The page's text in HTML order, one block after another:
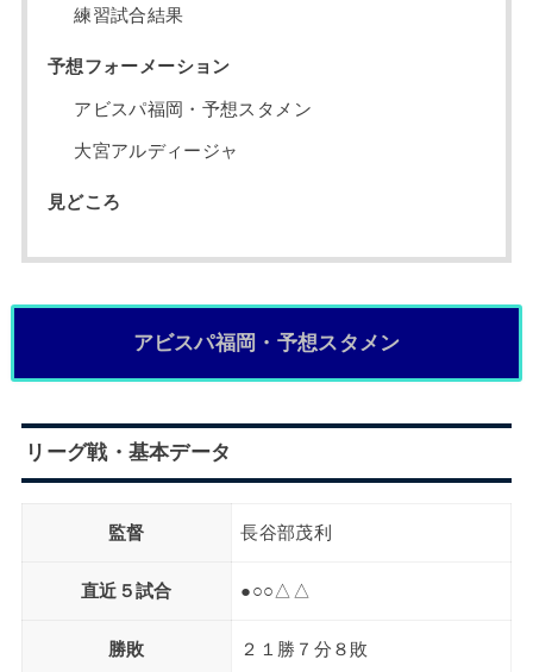
練習試合結果
予想フォーメーション
アビスパ福岡・予想スタメン
大宮アルディージャ
見どころ
アビスパ福岡・予想スタメン
リーグ戦・基本データ
監督 長谷部茂利
直近５試合 ●○○△△
勝敗 ２１勝７分８敗